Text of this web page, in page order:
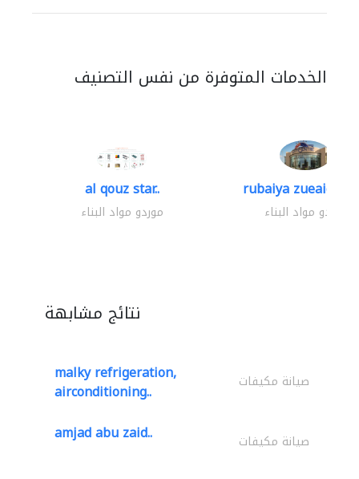
الخدمات المتوفرة من نفس التصنيف
al qouz star..
موردو مواد البناء
rubaiya zueaid
موردو مواد البناء
نتائج مشابهة
malky refrigeration,
airconditioning.. صيانة مكيفات
amjad abu zaid.. صيانة مكيفات